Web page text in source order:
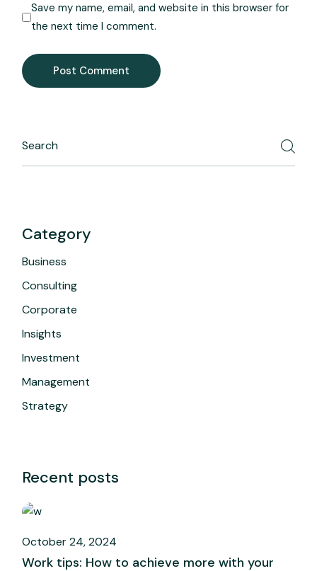
Save my name, email, and website in this browser for
the next time I comment.
Post Comment
Category
Business
Consulting
Corporate
Insights
Investment
Management
Strategy
Recent posts
October 24, 2024
Work tips: How to achieve more with your